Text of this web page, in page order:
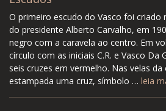
O primeiro escudo do Vasco foi criado
do presidente Alberto Carvalho, em
negro com a caravela ao centro. Em
círculo com as iniciais C.R. e Vasco Da
seis cruzes em vermelho. Nas velas
estampada uma cruz, símbolo … leia